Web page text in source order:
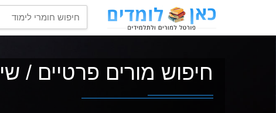
חיפוש מורים פרטיים /